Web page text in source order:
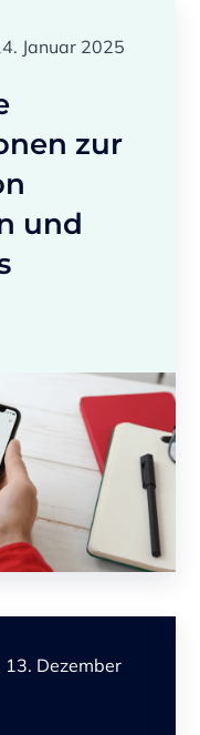
Januar 2025
zur
und
13. Dezember